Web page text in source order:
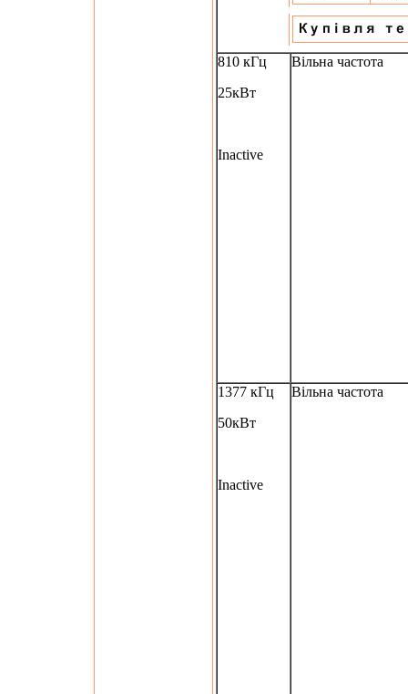
810 кГц
25кВт
Inactive
Вільна частота
1377 кГц
50кВт
Inactive
Вільна частота